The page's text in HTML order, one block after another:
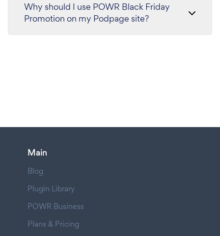
Why should I use POWR Black Friday
Promotion on my Podpage site?
Main
Blog
Plugin Library
POWR Business
Plans & Pricing